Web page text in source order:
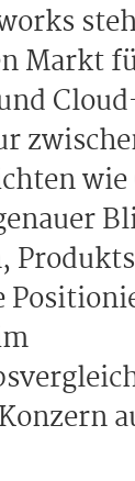
Markt
wie